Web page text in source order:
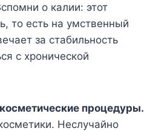
о калии: этот
то есть на умственный
за стабильность
с хронической
косметические процедуры.
Неслучайно